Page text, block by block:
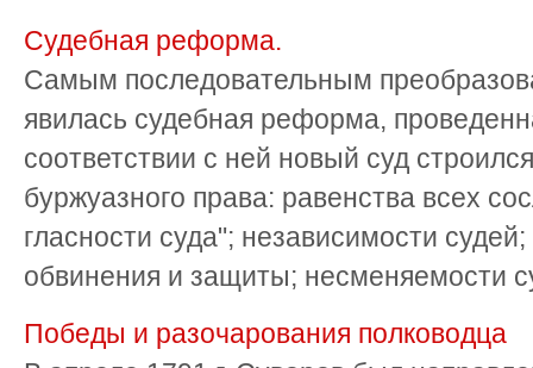
Судебная реформа.
Самым последовательным
явилась судебная реформа,
соответствии с ней новый суд
буржуазного права: равенства всех
гласности суда"; независимости
обвинения и защиты; несменяемости
Победы и разочарования полководца